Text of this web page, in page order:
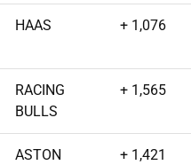
HAAS + 1,076
RACING
BULLS
+ 1,565
ASTON
+ 1,421